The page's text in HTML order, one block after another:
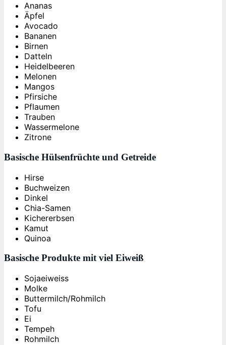
Ananas
Äpfel
Avocado
Bananen
Birnen
Datteln
Heidelbeeren
Melonen
Mangos
Pfirsiche
Pflaumen
Trauben
Wassermelone
Zitrone
Basische Hülsenfrüchte und Getreide
Hirse
Buchweizen
Dinkel
Chia-Samen
Kichererbsen
Kamut
Quinoa
Basische Produkte mit viel Eiweiß
Sojaeiweiss
Molke
Buttermilch/Rohmilch
Tofu
Ei
Tempeh
Rohmilch